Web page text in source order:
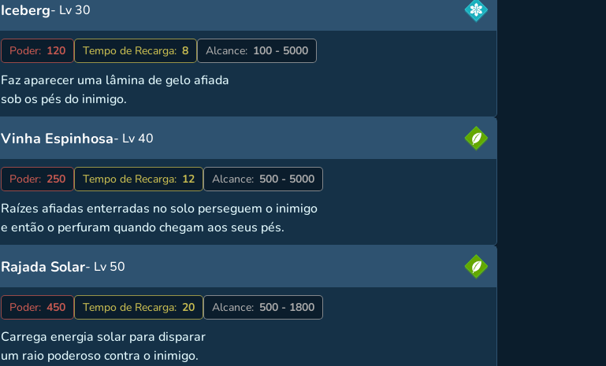
Iceberg- Lv 30
Poder: 120 Tempo de Recarga: 8 Alcance: 100 - 5000
Faz aparecer uma lâmina de gelo afiada
sob os pés do inimigo.
Vinha Espinhosa- Lv 40
Poder: 250 Tempo de Recarga: 12 Alcance: 500 - 5000
Raízes afiadas enterradas no solo perseguem o inimigo
e então o perfuram quando chegam aos seus pés.
Rajada Solar- Lv 50
Poder: 450 Tempo de Recarga: 20 Alcance: 500 - 1800
Carrega energia solar para disparar
um raio poderoso contra o inimigo.